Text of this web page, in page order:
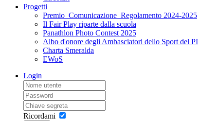
Progetti
Premio_Comunicazione_Regolamento 2024-2025
Il Fair Play riparte dalla scuola
Panathlon Photo Contest 2025
Albo d'onore degli Ambasciatori dello Sport del PI
Charta Smeralda
EWoS
Login
Ricordami